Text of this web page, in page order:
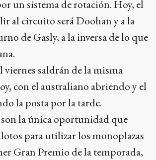
un sistema de rotación. Hoy, el
al circuito será Doohan y a la
de Gasly, a la inversa de lo que
viernes saldrán de la misma
con el australiano abriendo y el
la posta por la tarde.
son la única oportunidad que
para utilizar los monoplazas
Gran Premio de la temporada,